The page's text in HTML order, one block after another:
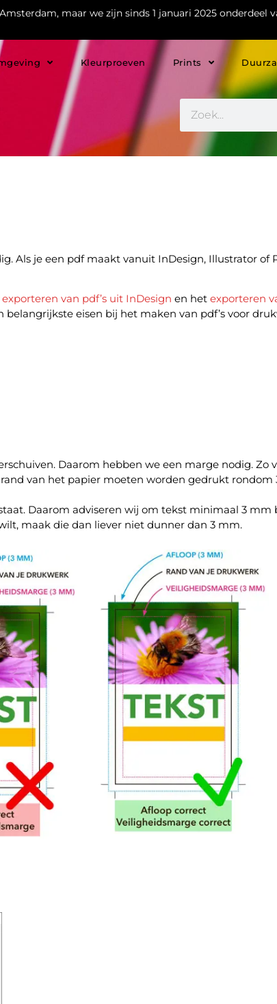
maar we zijn sinds 1 januari 2025 onderdeel
Kleurproeven Prints
Als je een pdf maakt vanuit InDesign, Illustrator of
exporteren van pdf’s uit InDesign en het exporteren
eisen bij het maken van pdf’s voor
Daarom hebben we een marge nodig. Zo
van het papier moeten worden gedrukt
Daarom adviseren wij om tekst minimaal 3
maak die dan liever niet dunner dan 3 mm.